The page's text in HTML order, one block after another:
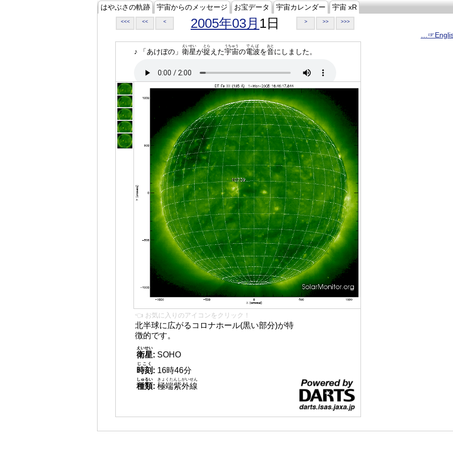
はやぶさの軌跡 宇宙からのメッセージ お宝データ 宇宙カレンダー 宇宙 xR
<<< << < 2005年03月 1日 > >> >>>
♪ 「あけぼの」 衛星
えいせい
が捉
とら
えた宇宙
うちゅう
の電波
でんぱ
を音
おと
にしました。
👈 お気に入りのアイコンをクリック！
北半球に広がるコロナホール(黒い部分)が特
徴的です。
衛星
えいせい
: SOHO
時刻
じこく
: 16時46分
種類
しゅるい
: 極端紫外線
きょくたんしがいせん